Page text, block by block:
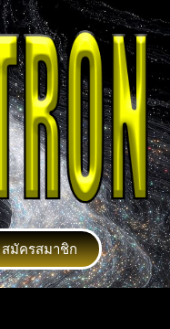
สมัครสมาชิก